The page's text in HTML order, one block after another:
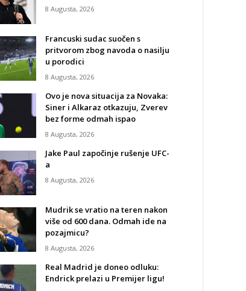
8 Augusta, 2026
Francuski sudac suočen s
pritvorom zbog navoda o nasilju
u porodici
8 Augusta, 2026
Ovo je nova situacija za Novaka:
Siner i Alkaraz otkazuju, Zverev
bez forme odmah ispao
8 Augusta, 2026
Jake Paul započinje rušenje UFC-
a
8 Augusta, 2026
Mudrik se vratio na teren nakon
više od 600 dana. Odmah ide na
pozajmicu?
8 Augusta, 2026
Real Madrid je doneo odluku:
Endrick prelazi u Premijer ligu!